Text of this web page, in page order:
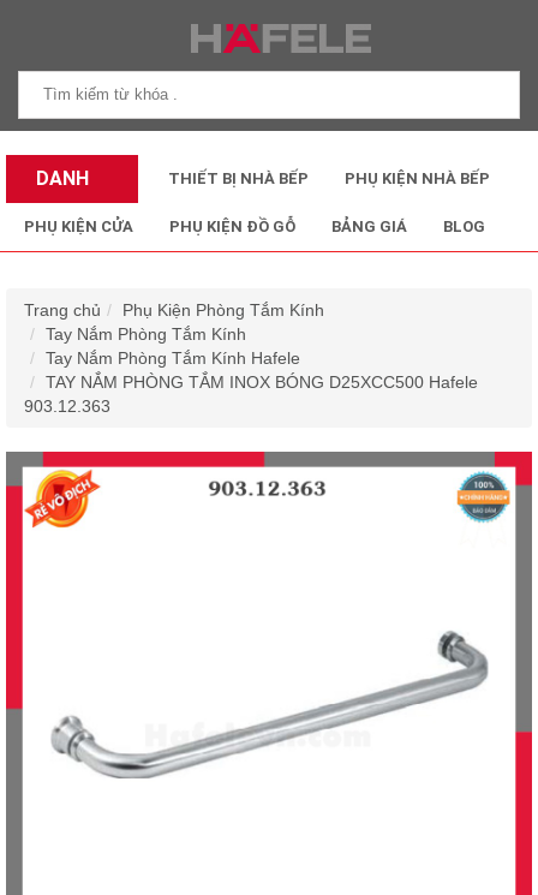
DANH
MỤC SẢN
THIẾT BỊ NHÀ BẾP PHỤ KIỆN NHÀ BẾP
PHỤ KIỆN CỬA PHỤ KIỆN ĐỒ GỖ BẢNG GIÁ BLOG
Trang chủ
Phụ Kiện Phòng Tắm Kính
Tay Nắm Phòng Tắm Kính
Tay Nắm Phòng Tắm Kính Hafele
TAY NẮM PHÒNG TẮM INOX BÓNG D25XCC500 Hafele
903.12.363